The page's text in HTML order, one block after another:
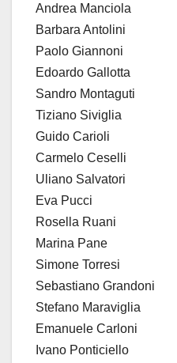
Andrea Manciola
Barbara Antolini
Paolo Giannoni
Edoardo Gallotta
Sandro Montaguti
Tiziano Siviglia
Guido Carioli
Carmelo Ceselli
Uliano Salvatori
Eva Pucci
Rosella Ruani
Marina Pane
Simone Torresi
Sebastiano Grandoni
Stefano Maraviglia
Emanuele Carloni
Ivano Ponticiello